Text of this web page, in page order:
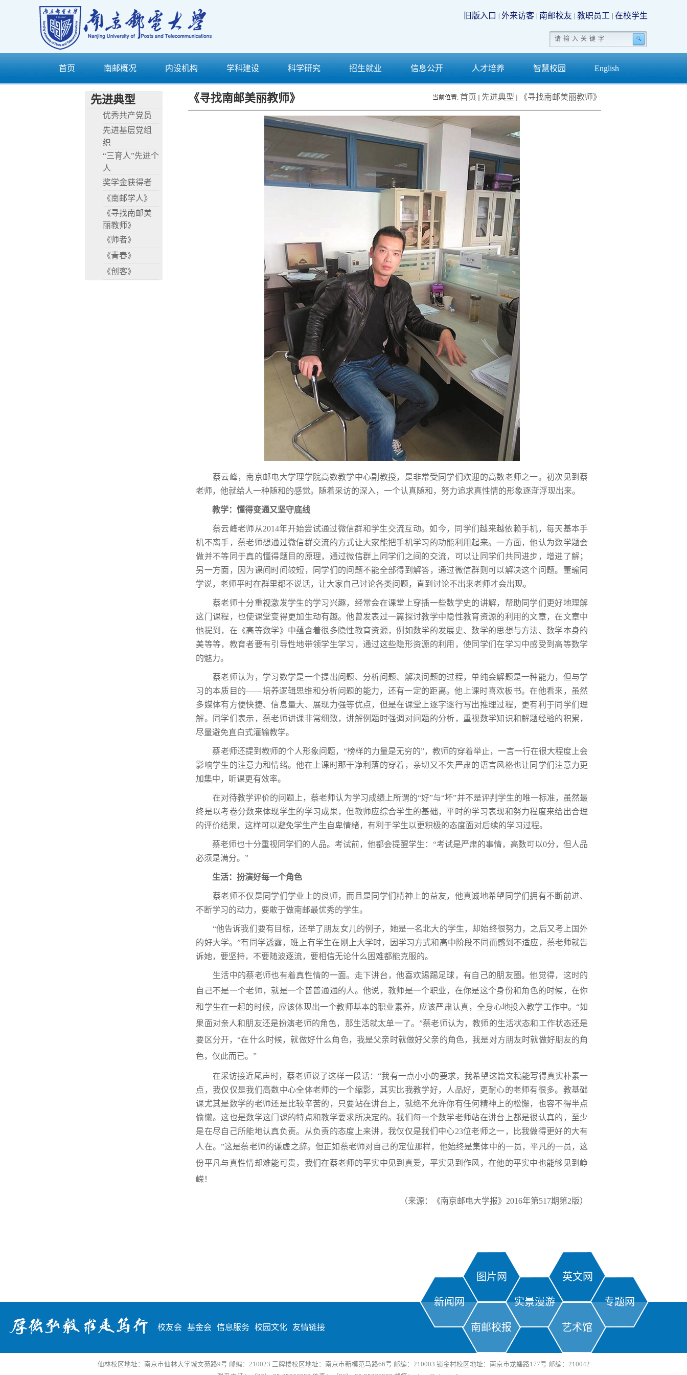
在校学生
教职员工
南邮校友
外来访客
旧版入口
首页 南邮概况 内设机构 学科建设 科学研究 招生就业 信息公开 人才培养 智慧校园 English
先进典型
优秀共产党员
先进基层党组
织
“三育人”先进个
人
奖学金获得者
《南邮学人》
《寻找南邮美
丽教师》
《师者》
《青春》
《创客》
《寻找南邮美丽教师》 当前位置: 首页 先进典型 《寻找南邮美丽教师》
蔡云峰，南京邮电大学理学院高数教学中心副教授，是非常受同学们欢迎的高数老师之一。初次见到蔡
老师，他就给人一种随和的感觉。随着采访的深入，一个认真随和，努力追求真性情的形象逐渐浮现出来。
教学：懂得变通又坚守底线
蔡云峰老师从2014年开始尝试通过微信群和学生交流互动。如今，同学们越来越依赖手机，每天基本手
机不离手，蔡老师想通过微信群交流的方式让大家能把手机学习的功能利用起来。一方面，他认为数学题会
做并不等同于真的懂得题目的原理，通过微信群上同学们之间的交流，可以让同学们共同进步，增进了解；
另一方面，因为课间时间较短，同学们的问题不能全部得到解答，通过微信群则可以解决这个问题。董瑜同
学说，老师平时在群里都不说话，让大家自己讨论各类问题，直到讨论不出来老师才会出现。
蔡老师十分重视激发学生的学习兴趣，经常会在课堂上穿插一些数学史的讲解，帮助同学们更好地理解
这门课程，也使课堂变得更加生动有趣。他曾发表过一篇探讨教学中隐性教育资源的利用的文章，在文章中
他提到，在《高等数学》中蕴含着很多隐性教育资源，例如数学的发展史、数学的思想与方法、数学本身的
美等等，教育者要有引导性地带领学生学习，通过这些隐形资源的利用，使同学们在学习中感受到高等数学
的魅力。
蔡老师认为，学习数学是一个提出问题、分析问题、解决问题的过程，单纯会解题是一种能力，但与学
习的本质目的——培养逻辑思维和分析问题的能力，还有一定的距离。他上课时喜欢板书。在他看来，虽然
多媒体有方便快捷、信息量大、展现力强等优点，但是在课堂上逐字逐行写出推理过程，更有利于同学们理
解。同学们表示，蔡老师讲课非常细致，讲解例题时强调对问题的分析，重视数学知识和解题经验的积累，
尽量避免直白式灌输教学。
蔡老师还提到教师的个人形象问题，“榜样的力量是无穷的”，教师的穿着举止，一言一行在很大程度上会
影响学生的注意力和情绪。他在上课时那干净利落的穿着，亲切又不失严肃的语言风格也让同学们注意力更
加集中，听课更有效率。
在对待教学评价的问题上，蔡老师认为学习成绩上所谓的“好”与“坏”并不是评判学生的唯一标准，虽然最
终是以考卷分数来体现学生的学习成果，但教师应综合学生的基础，平时的学习表现和努力程度来给出合理
的评价结果，这样可以避免学生产生自卑情绪，有利于学生以更积极的态度面对后续的学习过程。
蔡老师也十分重视同学们的人品。考试前，他都会提醒学生：“考试是严肃的事情，高数可以0分，但人品
必须是满分。”
生活：扮演好每一个角色
蔡老师不仅是同学们学业上的良师，而且是同学们精神上的益友，他真诚地希望同学们拥有不断前进、
不断学习的动力，要敢于做南邮最优秀的学生。
“他告诉我们要有目标，还举了朋友女儿的例子，她是一名北大的学生，却始终很努力，之后又考上国外
的好大学。”有同学透露，班上有学生在刚上大学时，因学习方式和高中阶段不同而感到不适应，蔡老师就告
诉她，要坚持，不要随波逐流，要相信无论什么困难都能克服的。
生活中的蔡老师也有着真性情的一面。走下讲台，他喜欢踢踢足球，有自己的朋友圈。他觉得，这时的
自己不是一个老师，就是一个普普通通的人。 他说，教师是一个职业，在你是这个身份和角色的时候，在你
和学生在一起的时候，应该体现出一个教师基本的职业素养，应该严肃认真，全身心地投入教学工作中。“如
果面对亲人和朋友还是扮演老师的角色，那生活就太单一了。”蔡老师认为，教师的生活状态和工作状态还是
要区分开，“在什么时候，就做好什么角色，我是父亲时就做好父亲的角色，我是对方朋友时就做好朋友的角
色，仅此而已。”
在采访接近尾声时，蔡老师说了这样一段话：“我有一点小小的要求，我希望这篇文稿能写得真实朴素一
点，我仅仅是我们高数中心全体老师的一个缩影，其实比我教学好，人品好，更耐心的老师有很多。教基础
课尤其是数学的老师还是比较辛苦的，只要站在讲台上，就绝不允许你有任何精神上的松懈，也容不得半点
偷懒。这也是数学这门课的特点和教学要求所决定的。我们每一个数学老师站在讲台上都是很认真的，至少
是在尽自己所能地认真负责。从负责的态度上来讲，我仅仅是我们中心23位老师之一，比我做得更好的大有
人在。”这是蔡老师的谦虚之辞。但正如蔡老师对自己的定位那样，他始终是集体中的一员，平凡的一员，这
份平凡与真性情却难能可贵，我们在蔡老师的平实中见到真爱，平实见到作风，在他的平实中也能够见到峥
嵘！
（来源：《南京邮电大学报》2016年第517期第2版）
校友会 基金会 信息服务 校园文化 友情链接 南邮校报
英文网
专题网
实景漫游
艺术馆
图片网
新闻网
仙林校区地址：南京市仙林大学城文苑路9号 邮编：210023 三牌楼校区地址：南京市新模范马路66号 邮编：210003 锁金村校区地址：南京市龙蟠路177号 邮编：210042